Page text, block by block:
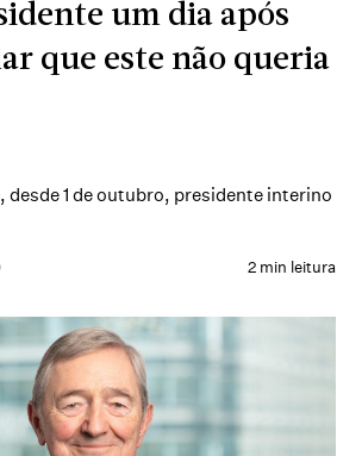
um dia após
que este não queria
desde 1 de outubro, presidente interino
2 min leitura